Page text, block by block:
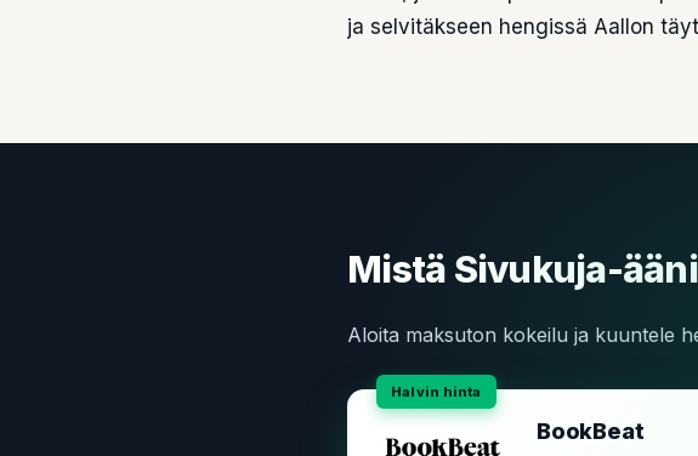
ja selvitäkseen hengissä Aallon
Mistä Sivukuja-
Aloita maksuton kokeilu ja kuuntele
BookBeat